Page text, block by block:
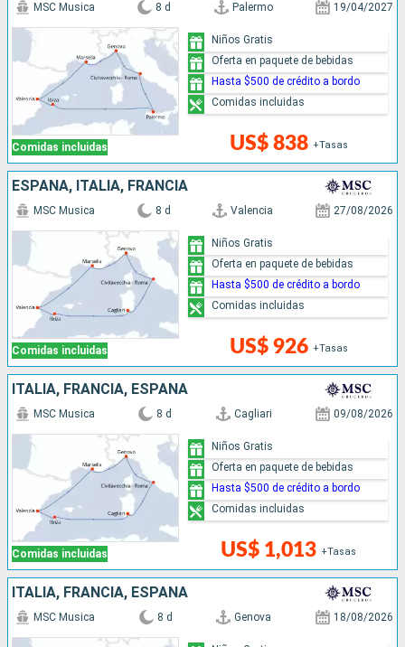
Comidas incluidas
MSC Musica 8 d Palermo 19/04/2027
US$ 838 +Tasas
Niños Gratis
Oferta en paquete de bebidas
Hasta $500 de crédito a bordo
Comidas incluidas
ESPAÑA, ITALIA, FRANCIA
Comidas incluidas
MSC Musica 8 d Valencia 27/08/2026
US$ 926 +Tasas
Niños Gratis
Oferta en paquete de bebidas
Hasta $500 de crédito a bordo
Comidas incluidas
ITALIA, FRANCIA, ESPAÑA
Comidas incluidas
MSC Musica 8 d Cagliari 09/08/2026
US$ 1,013 +Tasas
Niños Gratis
Oferta en paquete de bebidas
Hasta $500 de crédito a bordo
Comidas incluidas
ITALIA, FRANCIA, ESPAÑA
MSC Musica 8 d Genova 18/08/2026